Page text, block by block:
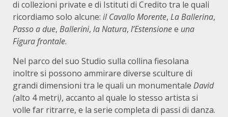
di collezioni private e di Istituti di Credito tra le quali
ricordiamo solo alcune: il Cavallo Morente, La Ballerina,
Passo a due, Ballerini, la Natura, l’Estensionee una
Figura frontale.
Nel parco del suo Studio sulla collina fiesolana
inoltre si possono ammirare diverse sculture di
grandi dimensioni tra le quali un monumentale David
(alto 4 metri), accanto al quale lo stesso artista si
volle far ritrarre, e la serie completa di passi di danza.